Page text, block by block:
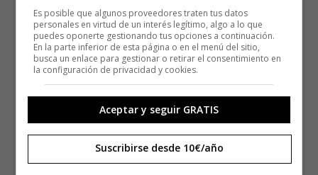
Es posible que algunos proveedores traten tus datos
personales en virtud de un interés legítimo, algo a lo que
puedes oponerte gestionando tus opciones a continuación.
En la parte inferior de esta página o en el menú del sitio,
busca un enlace para gestionar o retirar el consentimiento en
la configuración de privacidad y cookies.
Aceptar y seguir GRATIS
Suscribirse desde 10€/año